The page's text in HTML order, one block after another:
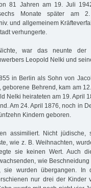
81 Jahren am 19. Juli
Monate später am
und allgemeinem
verhungerte.
war das neunte der
Leopold Nelki und
in Berlin als Sohn von
Behrend, kam am
Nelki heirateten am 19. April
Am 24. April 1876, noch in
Kindern geboren.
assimiliert. Nicht jüdische,
wie z. B. Weihnachten,
sie keinen Wert. Auch
wie
wurden übergangen. In
nur drei der Kinder